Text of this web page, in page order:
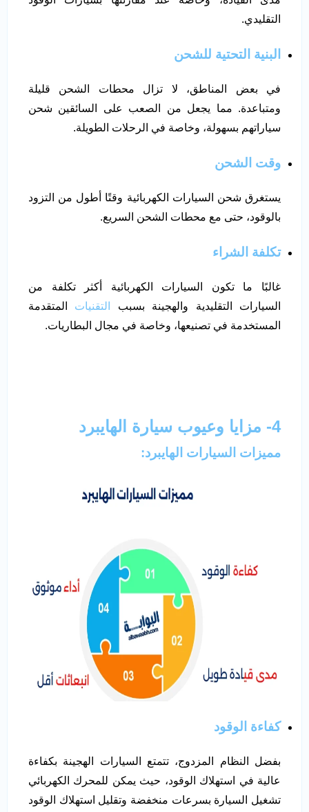
التقليدي.
البنية التحتية للشحن
في بعض المناطق، لا تزال محطات الشحن قليلة
ومتباعدة. مما يجعل من الصعب على السائقين شحن
سياراتهم بسهولة، وخاصة في الرحلات الطويلة.
وقت الشحن
يستغرق شحن السيارات الكهربائية وقتًا أطول من التزود
بالوقود، حتى مع محطات الشحن السريع.
تكلفة الشراء
غالبًا ما تكون السيارات الكهربائية أكثر تكلفة من
السيارات التقليدية والهجينة بسبب
التقنيات المتقدمة
المستخدمة في تصنيعها، وخاصة في مجال البطاريات.
4- مزايا وعيوب سيارة الهايبرد
مميزات السيارات الهايبرد:
كفاءة الوقود
بفضل النظام المزدوج، تتمتع السيارات الهجينة بكفاءة
عالية في استهلاك الوقود، حيث يمكن للمحرك الكهربائي
تشغيل السيارة بسرعات منخفضة وتقليل استهلاك الوقود